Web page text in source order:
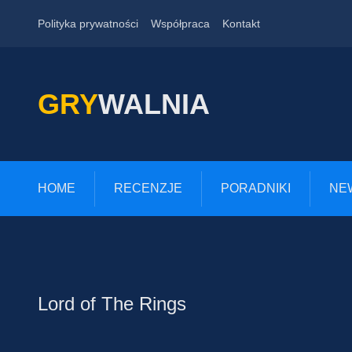
Polityka prywatności Współpraca Kontakt
GRYWALNIA
HOME RECENZJE PORADNIKI
Lord of The Rings